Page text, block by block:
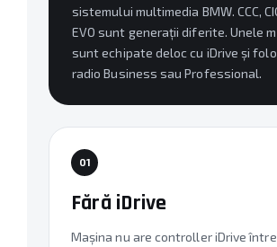
sistemului multimedia BMW. CCC,
EVO sunt generații diferite. Unele
sunt echipate deloc cu iDrive și
radio Business sau Professional.
01
Fără iDrive
Mașina nu are controller iDrive